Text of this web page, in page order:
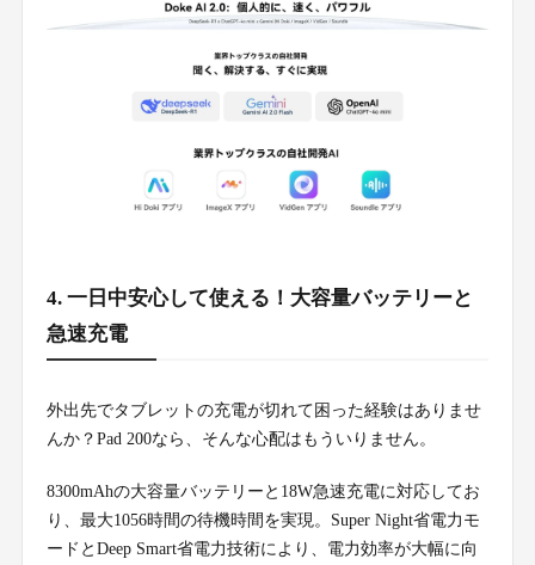
4. 一日中安心して使える！大容量バッテリーと
急速充電
外出先でタブレットの充電が切れて困った経験はありませ
んか？Pad 200なら、そんな心配はもういりません。
8300mAhの大容量バッテリーと18W急速充電に対応してお
り、最大1056時間の待機時間を実現。Super Night省電力モ
ードとDeep Smart省電力技術により、電力効率が大幅に向